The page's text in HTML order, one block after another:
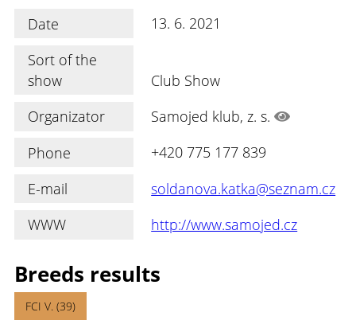
Date
13. 6. 2021
Sort of the
show
Club Show
Organizator
Samojed klub, z. s.
Phone
+420 775 177 839
E-mail
soldanova.katka@seznam.cz
WWW
http://www.samojed.cz
Breeds results
FCI V. (39)